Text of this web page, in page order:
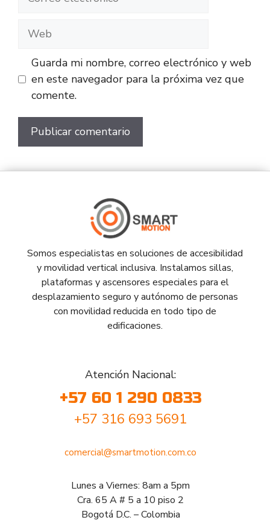
Guarda mi nombre, correo electrónico y web
en este navegador para la próxima vez que
comente.
Somos especialistas en soluciones de accesibilidad
y movilidad vertical inclusiva. Instalamos sillas,
plataformas y ascensores especiales para el
desplazamiento seguro y autónomo de personas
con movilidad reducida en todo tipo de
edificaciones.
Atención Nacional:
+57 60 1 290 0833
+57 316 693 5691
comercial@smartmotion.com.co
Lunes a Viernes: 8am a 5pm
Cra. 65 A # 5 a 10 piso 2
Bogotá D.C. – Colombia